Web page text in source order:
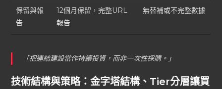
保留與報
告
12個月保留，完整URL
報告
無替補或不完整數據
「把連結建設當作持續投資，而非一次性採購。」
技術結構與策略：金字塔結構、Tier分層讓買